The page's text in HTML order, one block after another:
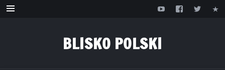
Przejdź
BLISKO POLSKI